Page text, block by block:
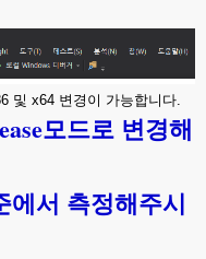
및 x64 변경이 가능합니다.
모드로 변경해
에서 측정해주시